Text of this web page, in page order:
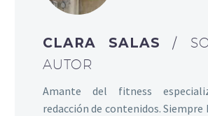
CLARA SALAS/
AUTOR
Amante del fitness
redacción de contenidos. Siempre